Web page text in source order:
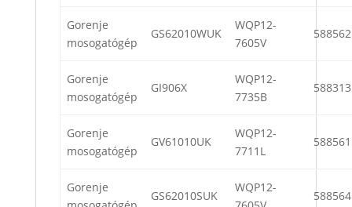
Gorenje
mosogatógép
GS62010WUK
WQP12-
7605V
588562
Gorenje
mosogatógép
GI906X
WQP12-
7735B
588313
Gorenje
mosogatógép
GV61010UK
WQP12-
7711L
588561
Gorenje
GS62010SUK
WQP12-
588564